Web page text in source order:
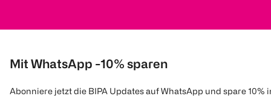
Mit WhatsApp -10% sparen
Abonniere jetzt die BIPA Updates auf WhatsApp und spare 10%